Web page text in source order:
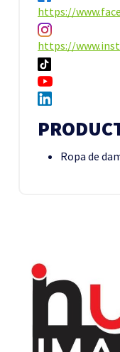
https://
https://
Ropa de